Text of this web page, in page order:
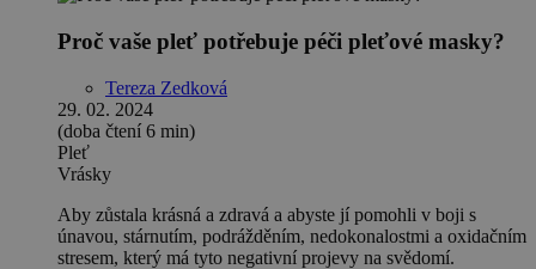
Proč vaše pleť potřebuje péči pleťové masky?
Tereza Zedková
29. 02. 2024
(doba čtení 6 min)
Pleť
Vrásky
Aby zůstala krásná a zdravá a abyste jí pomohli v boji s
únavou, stárnutím, podrážděním, nedokonalostmi a oxidačním
stresem, který má tyto negativní projevy na svědomí.